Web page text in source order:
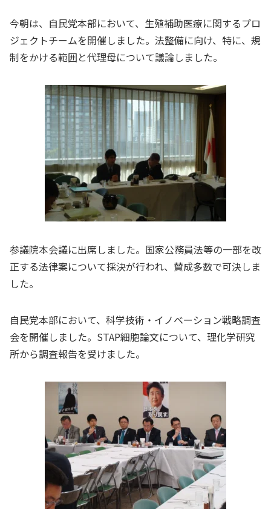
今朝は、自民党本部において、生殖補助医療に関するプロ
ジェクトチームを開催しました。法整備に向け、特に、規
制をかける範囲と代理母について議論しました。
参議院本会議に出席しました。国家公務員法等の一部を改
正する法律案について採決が行われ、賛成多数で可決しま
した。
自民党本部において、科学技術・イノベーション戦略調査
会を開催しました。STAP細胞論文について、 理化学研究
所から調査報告を受けました。